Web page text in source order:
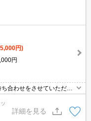
円)
円
合わせをさせていただき
お迎えサービスも実施中
０９９」にお気軽にお問
詳細を見る